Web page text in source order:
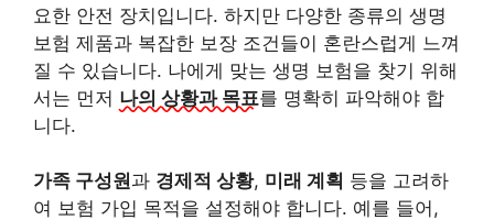
요한 안전 장치입니다. 하지만 다양한 종류의 생명
보험 제품과 복잡한 보장 조건들이 혼란스럽게 느껴
질 수 있습니다. 나에게 맞는 생명 보험을 찾기 위해
서는 먼저 나의 상황과 목표를 명확히 파악해야 합
니다.
가족 구성원과 경제적 상황, 미래 계획 등을 고려하
여 보험 가입 목적을 설정해야 합니다. 예를 들어,